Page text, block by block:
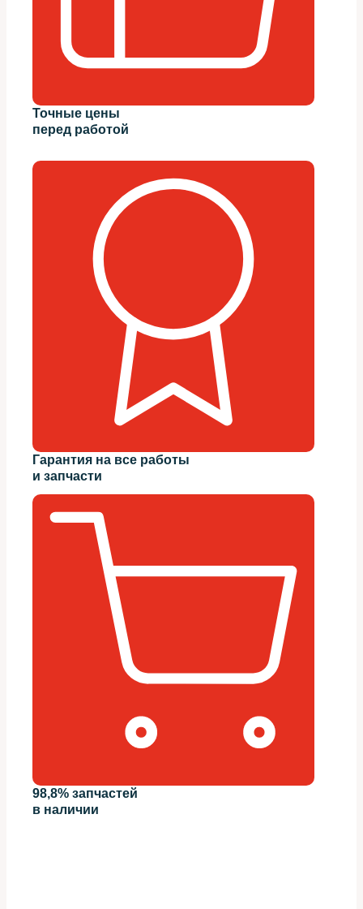
Точные цены
перед работой
Гарантия на все работы
и запчасти
98,8% запчастей
в наличии